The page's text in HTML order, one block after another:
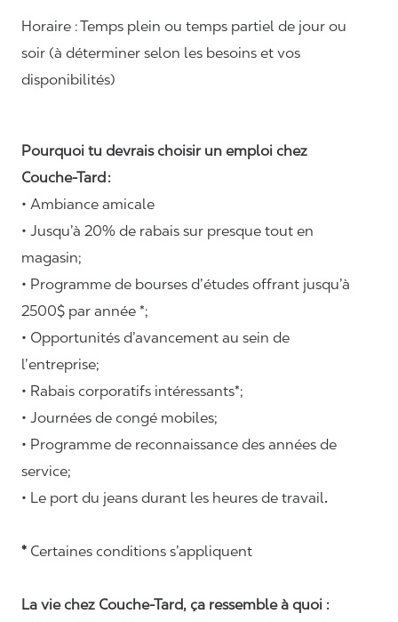
Horaire :Temps plein ou temps partiel de jour ou
soir (à déterminer selon les besoins et vos
disponibilités)
Pourquoi tu devrais choisir un emploi chez
Couche-Tard :
• Ambiance amicale
• Jusqu’à 20% de rabais sur presque tout en
magasin;
• Programme de bourses d’études offrant jusqu’à
2500$ par année *;
• Opportunités d’avancement au sein de
l’entreprise;
• Rabais corporatifs intéressants*;
• Journées de congé mobiles;
• Programme de reconnaissance des années de
service;
• Le port du jeans durant les heures de travail.
* Certaines conditions s’appliquent
La vie chez Couche-Tard, ça ressemble à quoi :